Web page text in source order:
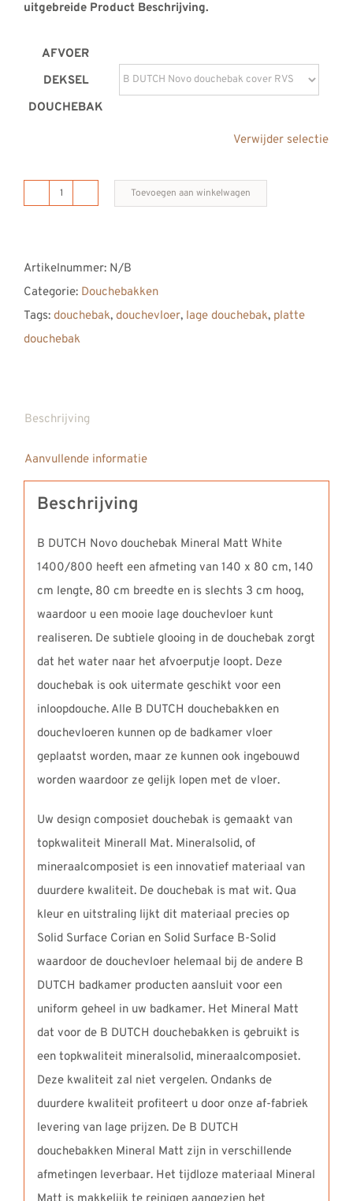
uitgebreide Product Beschrijving.
AFVOER
DEKSEL
DOUCHEBAK
Verwijder selectie
B
douchebak
Mineral
Matt
White
Toevoegen aan winkelwagen
Artikelnummer: N/B
Categorie: Douchebakken
Tags: douchebak, douchevloer, lage douchebak, platte
douchebak
Beschrijving
Aanvullende informatie
Beschrijving
B DUTCH Novo douchebak Mineral Matt White
1400/800 heeft een afmeting van 140 x 80 cm, 140
cm lengte, 80 cm breedte en is slechts 3 cm hoog,
waardoor u een mooie lage douchevloer kunt
realiseren. De subtiele glooing in de douchebak zorgt
dat het water naar het afvoerputje loopt. Deze
douchebak is ook uitermate geschikt voor een
inloopdouche. Alle B DUTCH douchebakken en
douchevloeren kunnen op de badkamer vloer
geplaatst worden, maar ze kunnen ook ingebouwd
worden waardoor ze gelijk lopen met de vloer.
Uw design composiet douchebak is gemaakt van
topkwaliteit Minerall Mat. Mineralsolid, of
mineraalcomposiet is een innovatief materiaal van
duurdere kwaliteit. De douchebak is mat wit. Qua
kleur en uitstraling lijkt dit materiaal precies op
Solid Surface Corian en Solid Surface B-Solid
waardoor de douchevloer helemaal bij de andere B
DUTCH badkamer producten aansluit voor een
uniform geheel in uw badkamer. Het Mineral Matt
dat voor de B DUTCH douchebakken is gebruikt is
een topkwaliteit mineralsolid, mineraalcomposiet.
Deze kwaliteit zal niet vergelen. Ondanks de
duurdere kwaliteit profiteert u door onze af-fabriek
levering van lage prijzen. De B DUTCH
douchebakken Mineral Matt zijn in verschillende
afmetingen leverbaar. Het tijdloze materiaal Mineral